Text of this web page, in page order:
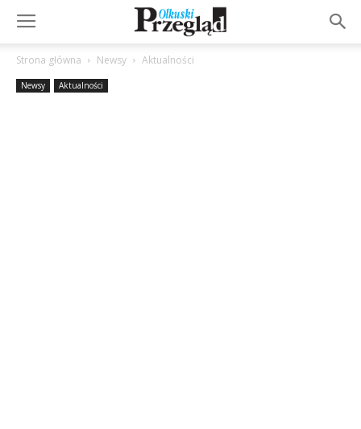
Strona główna Newsy Aktualności
Newsy Aktualności